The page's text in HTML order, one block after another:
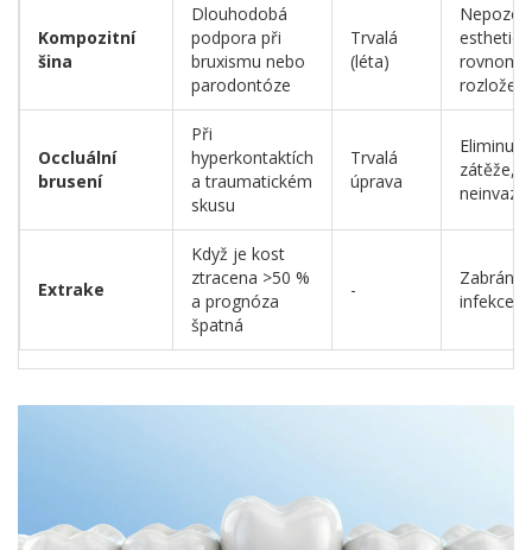
Kompozitní
šina
Dlouhodobá
podpora při
bruxismu nebo
parodontóze
Trvalá
(léta)
Occluální
brusení
Při
hyperkontaktích
a traumatickém
skusu
Trvalá
úprava
zátěže,
Extrake
Když je kost
ztracena >50 %
a prognóza
špatná
-
Zabrání
infekce